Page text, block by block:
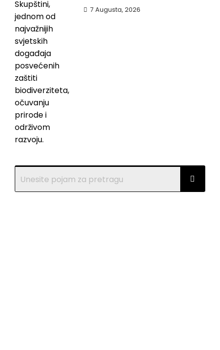
7 Augusta, 2026